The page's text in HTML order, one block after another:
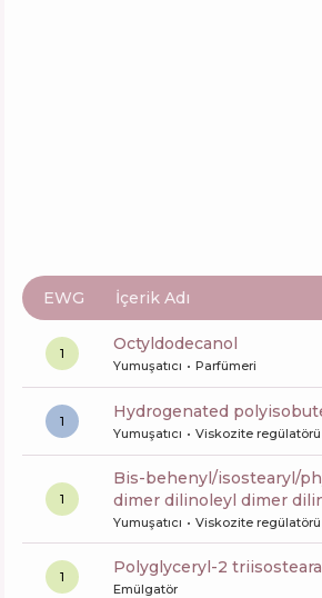
EWG İçerik Adı
1 octyldodecanol
Yumuşatıcı Parfümeri
1 hydrogenated
Yumuşatıcı Viskozite regülatörü
1
bis-behenyl/isostearyl/phytosteryl
dimer dilinoleyl dimer
Yumuşatıcı Viskozite regülatörü
1 polyglyceryl-2
Emülgatör